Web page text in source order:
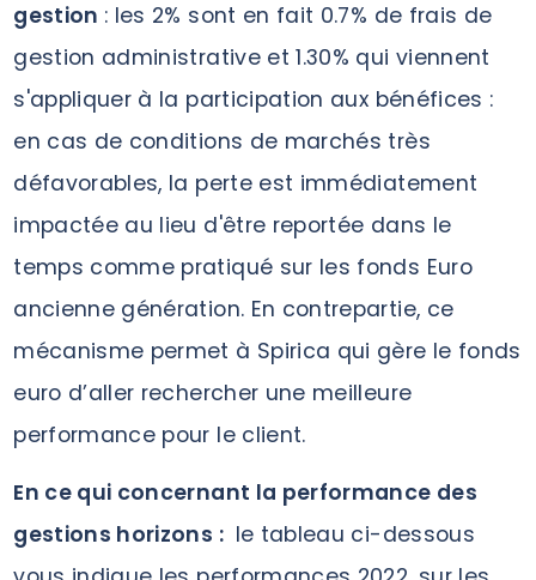
gestion : les 2% sont en fait 0.7% de frais de
gestion administrative et 1.30% qui viennent
s'appliquer à la participation aux bénéfices :
en cas de conditions de marchés très
défavorables, la perte est immédiatement
impactée au lieu d'être reportée dans le
temps comme pratiqué sur les fonds Euro
ancienne génération. En contrepartie, ce
mécanisme permet à Spirica qui gère le fonds
euro d’aller rechercher une meilleure
performance pour le client.
En ce qui concernant la performance des
gestions horizons : le tableau ci-dessous